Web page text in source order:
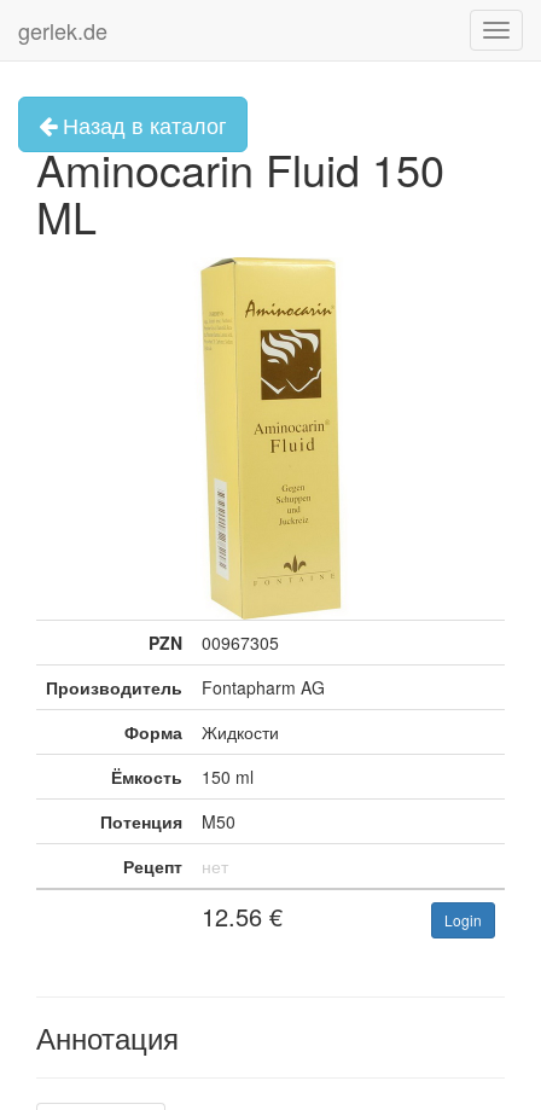
gerlek.de
Назад в каталог
Aminocarin Fluid 150
ML
PZN
00967305
Производитель
Fontapharm AG
Форма
Жидкости
Ёмкость
150 ml
Потенция
M50
Рецепт
нет
12.56 € Login
Аннотация